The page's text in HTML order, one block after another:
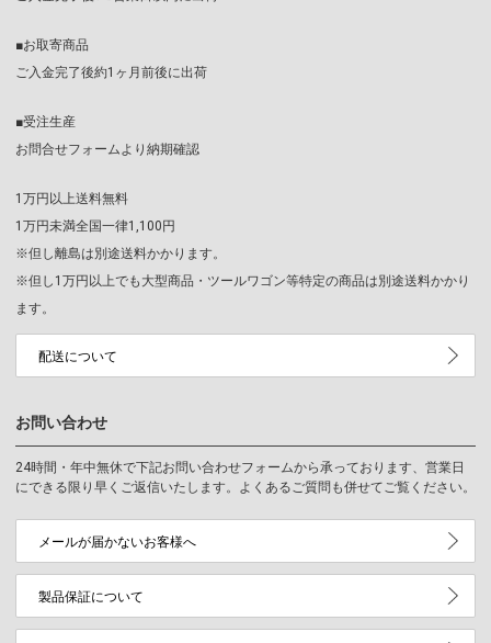
■お取寄商品
ご入金完了後約1ヶ月前後に出荷
■受注生産
お問合せフォームより納期確認
1万円以上送料無料
1万円未満全国一律1,100円
※但し離島は別途送料かかります。
※但し1万円以上でも大型商品・ツールワゴン等特定の商品は別途送料かかり
ます。
配送について
お問い合わせ
24時間・年中無休で下記お問い合わせフォームから承っております、営業日
にできる限り早くご返信いたします。よくあるご質問も併せてご覧ください。
メールが届かないお客様へ
製品保証について